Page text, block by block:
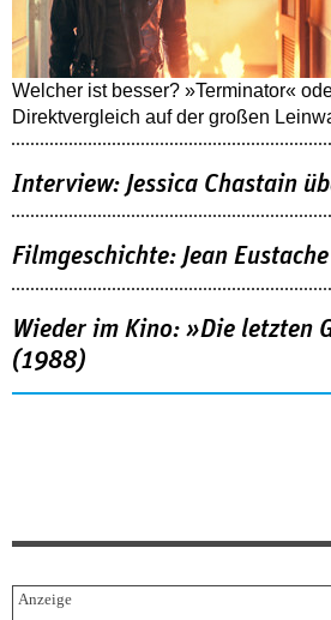
Welcher ist besser? »Terminator«
Direktvergleich auf der großen
Interview: Jessica Chastain
Filmgeschichte: Jean Eustache
Wieder im Kino: »Die letzten
(1988)